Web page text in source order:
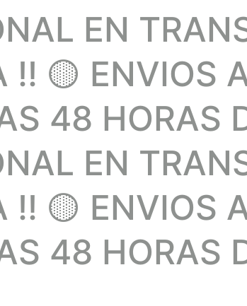
EN
!! 🟡 ENVIOS
48 HORAS
EN
!! 🟡 ENVIOS
48 HORAS